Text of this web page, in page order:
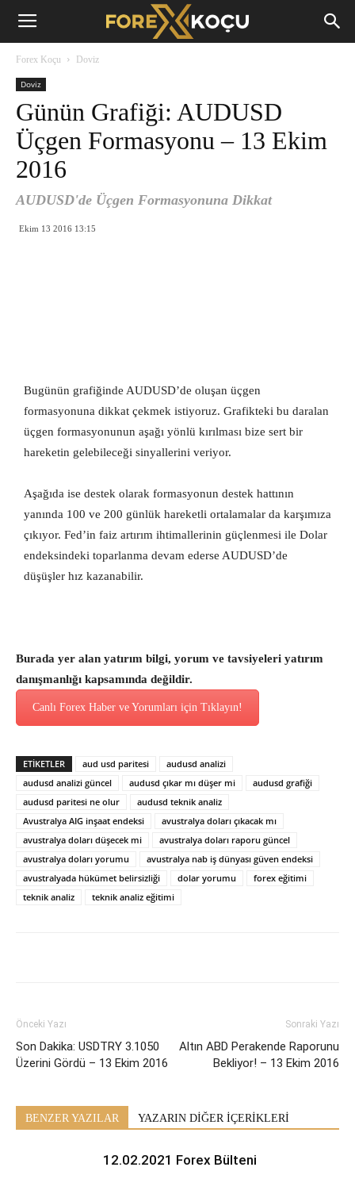
Forex
Forex Koçu Doviz
Doviz
Günün Grafiği: AUDUSD
Üçgen Formasyonu – 13 Ekim
2016
AUDUSD'de Üçgen Formasyonuna Dikkat
Ekim 13 2016 13:15
Bugünün grafiğinde AUDUSD’de oluşan üçgen
formasyonuna dikkat çekmek istiyoruz. Grafikteki bu daralan
üçgen formasyonunun aşağı yönlü kırılması bize sert bir
hareketin gelebileceği sinyallerini veriyor.
Aşağıda ise destek olarak formasyonun destek hattının
yanında 100 ve 200 günlük hareketli ortalamalar da karşımıza
çıkıyor. Fed’in faiz artırım ihtimallerinin güçlenmesi ile Dolar
endeksindeki toparlanma devam ederse AUDUSD’de
düşüşler hız kazanabilir.
Burada yer alan yatırım bilgi, yorum ve tavsiyeleri yatırım
danışmanlığı kapsamında değildir.
Canlı Forex Haber ve Yorumları için Tıklayın!
ETİKETLER aud usd paritesi
audusd analizi
audusd analizi güncel
audusd çıkar mı düşer mi
audusd grafiği
audusd paritesi ne olur
audusd teknik analiz
Avustralya AIG inşaat endeksi
avustralya doları çıkacak mı
avustralya doları düşecek mi
avustralya doları raporu güncel
avustralya doları yorumu
avustralya nab iş dünyası güven endeksi
avustralyada hükümet belirsizliği
dolar yorumu
forex eğitimi
teknik analiz
teknik analiz eğitimi
Önceki Yazı
Son Dakika: USDTRY 3.1050
Üzerini Gördü – 13 Ekim 2016
Sonraki Yazı
Altın ABD Perakende Raporunu
Bekliyor! – 13 Ekim 2016
BENZER YAZILAR YAZARIN DİĞER İÇERİKLERİ
12.02.2021 Forex Bülteni